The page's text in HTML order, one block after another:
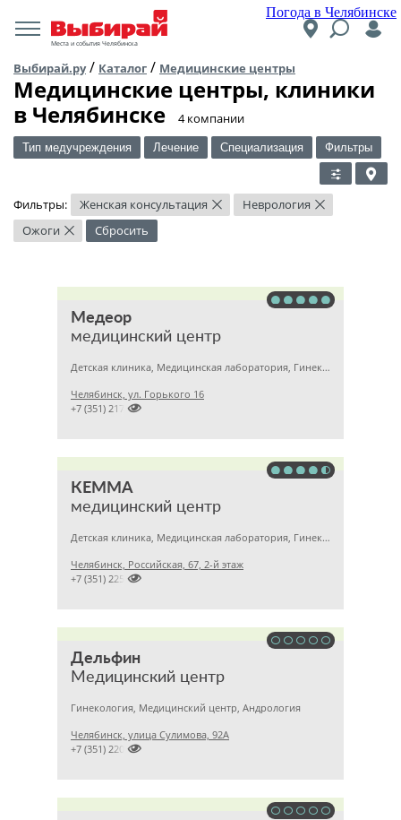
Погода в Челябинске
Места и события Челябинска
Выбирай.ру/ Каталог / Медицинские центры
Медицинские центры, клиники
в Челябинске
​4 компании
Тип медучреждения Лечение Специализация Фильтры
Фильтры: Женская консультация × Неврология ×
Ожоги × Сбросить
Медеор
медицинский центр
Детская клиника, Медицинская лаборатория, Гинекология
Челябинск, ул. Горького 16

+7 (351) 2172376
КЕММА
медицинский центр
Детская клиника, Медицинская лаборатория, Гинекология
Челябинск, Российская, 67, 2-й этаж

+7 (351) 2256145
Дельфин
Медицинский центр
Гинекология, Медицинский центр, Андрология
Челябинск, улица Сулимова, 92А

+7 (351) 2201843